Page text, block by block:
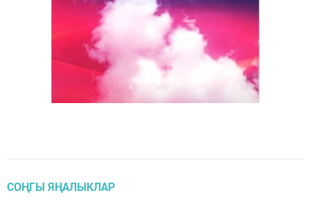
СОҢГЫ ЯҢАЛЫКЛАР